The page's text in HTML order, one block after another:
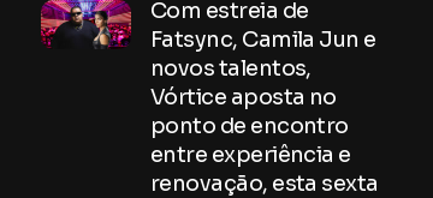
Com estreia de
Fatsync, Camila Jun e
novos talentos,
Vórtice aposta no
ponto de encontro
entre experiência e
renovação, esta sexta